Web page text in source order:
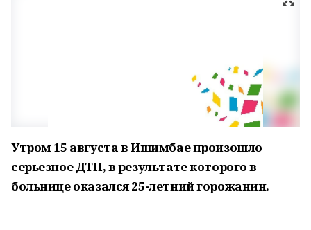
Утром 15 августа в Ишимбае произошло
серьезное ДТП, в результате которого в
больнице оказался 25-летний горожанин.